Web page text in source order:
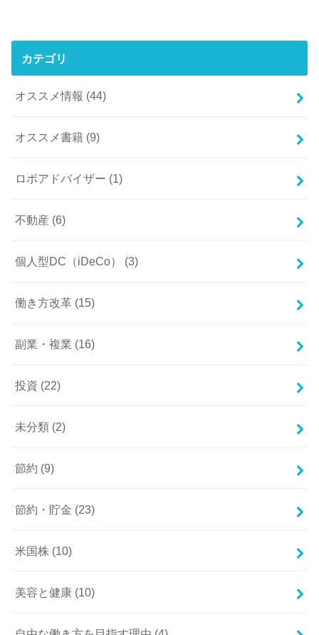
カテゴリ
オススメ情報 (44)
オススメ書籍 (9)
ロボアドバイザー (1)
不動産 (6)
個人型DC（iDeCo） (3)
働き方改革 (15)
副業・複業 (16)
投資 (22)
未分類 (2)
節約 (9)
節約・貯金 (23)
米国株 (10)
美容と健康 (10)